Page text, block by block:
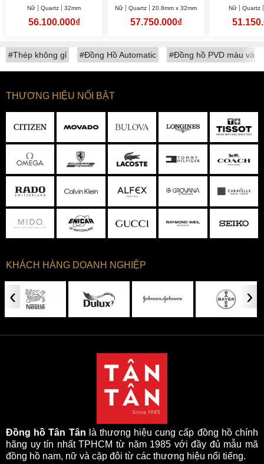
Nữ Quartz 32mm
56.100.000₫
Nữ Quartz 20.8mm x 32mm
57.750.000₫
Nữ Quartz
#Thép không gỉ #Đồng Hồ Automatic #Đồng hồ PVD màu vàng
THƯƠNG HIỆU NỔI BẬT
KHÁCH HÀNG DOANH NGHIỆP
‹ ›
Đồng hồ Tân Tân là thương hiệu cung cấp đồng hồ chính
hãng uy tín nhất TPHCM từ năm 1985 với đầy đủ mẫu mã
đồng hồ nam, nữ và cặp đôi từ các thương hiệu nổi tiếng.